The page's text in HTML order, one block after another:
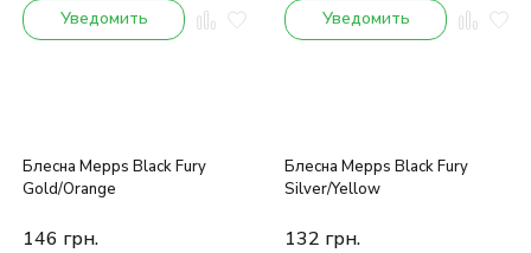
Уведомить Уведомить
Блесна Mepps Black Fury
Gold/Orange
146 грн.
Блесна Mepps Black Fury
Silver/Yellow
132 грн.